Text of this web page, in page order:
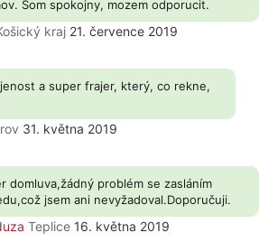
Som spokojny, mozem odporucit.
kraj 21. července 2019
a super frajer, který, co rekne,
31. května 2019
domluva,žádný problém se zasláním
jsem ani nevyžadoval.Doporučuji.
Teplice 16. května 2019